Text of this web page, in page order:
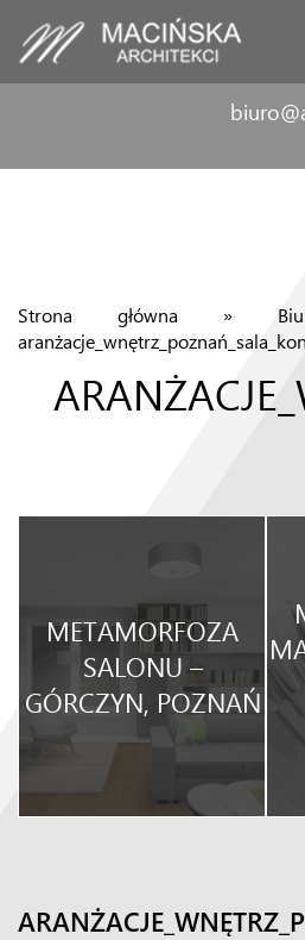
Strona główna »
METAMORFOZA
SALONU –
GÓRCZYN, POZNAŃ